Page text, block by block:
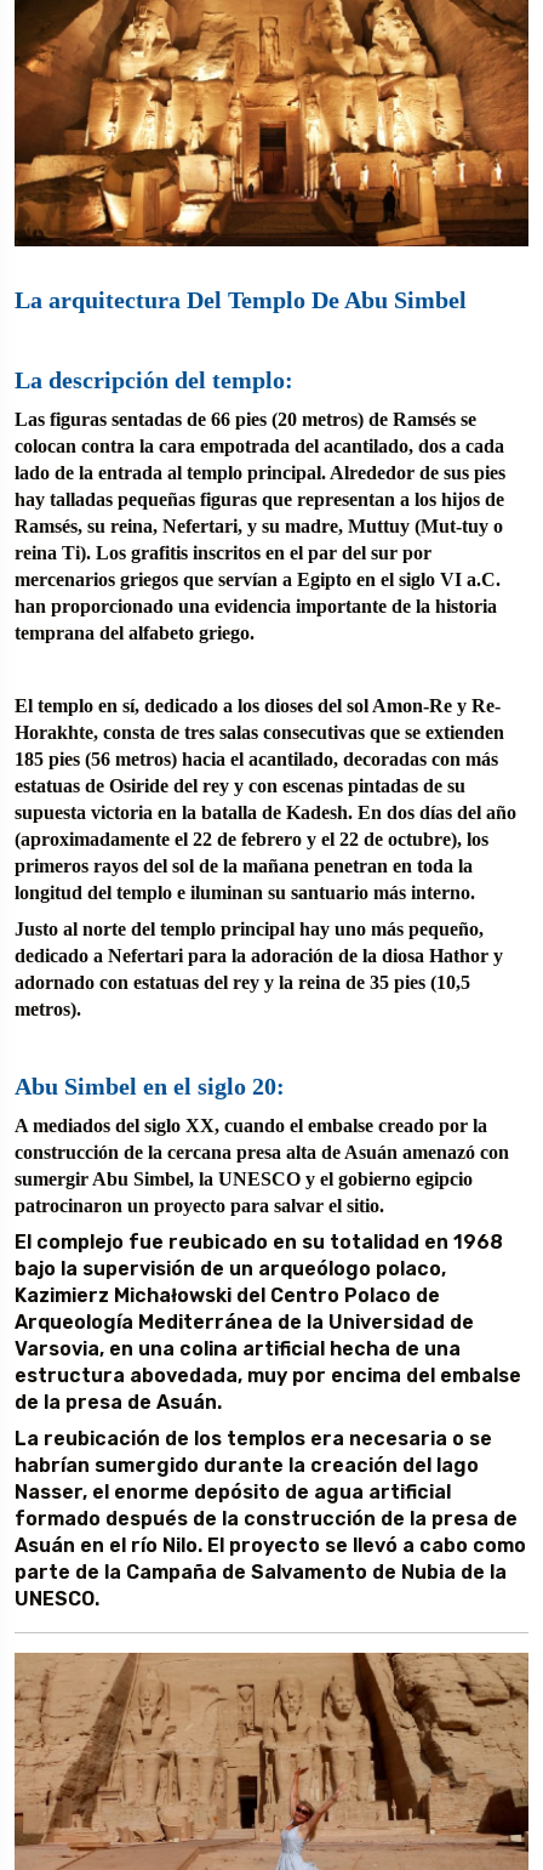
La arquitectura Del Templo De Abu Simbel
La descripción del templo:
Las figuras sentadas de 66 pies (20 metros) de Ramsés se
colocan contra la cara empotrada del acantilado, dos a cada
lado de la entrada al templo principal. Alrededor de sus pies
hay talladas pequeñas figuras que representan a los hijos de
Ramsés, su reina, Nefertari, y su madre, Muttuy (Mut-tuy o
reina Ti). Los grafitis inscritos en el par del sur por
mercenarios griegos que servían a Egipto en el siglo VI a.C.
han proporcionado una evidencia importante de la historia
temprana del alfabeto griego.
El templo en sí, dedicado a los dioses del sol Amon-Re y Re-
Horakhte, consta de tres salas consecutivas que se extienden
185 pies (56 metros) hacia el acantilado, decoradas con más
estatuas de Osiride del rey y con escenas pintadas de su
supuesta victoria en la batalla de Kadesh. En dos días del año
(aproximadamente el 22 de febrero y el 22 de octubre), los
primeros rayos del sol de la mañana penetran en toda la
longitud del templo e iluminan su santuario más interno.
Justo al norte del templo principal hay uno más pequeño,
dedicado a Nefertari para la adoración de la diosa Hathor y
adornado con estatuas del rey y la reina de 35 pies (10,5
metros).
Abu Simbel en el siglo 20:
A mediados del siglo XX, cuando el embalse creado por la
construcción de la cercana presa alta de Asuán amenazó con
sumergir Abu Simbel, la UNESCO y el gobierno egipcio
patrocinaron un proyecto para salvar el sitio.
El complejo fue reubicado en su totalidad en 1968
bajo la supervisión de un arqueólogo polaco,
Kazimierz Michałowski del Centro Polaco de
Arqueología Mediterránea de la Universidad de
Varsovia, en una colina artificial hecha de una
estructura abovedada, muy por encima del embalse
de la presa de Asuán.
La reubicación de los templos era necesaria o se
habrían sumergido durante la creación del lago
Nasser, el enorme depósito de agua artificial
formado después de la construcción de la presa de
Asuán en el río Nilo. El proyecto se llevó a cabo como
parte de la Campaña de Salvamento de Nubia de la
UNESCO.